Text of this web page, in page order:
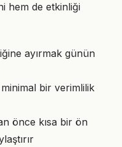
hem de etkinliği
ayırmak günün
bir verimlilik
önce kısa bir ön